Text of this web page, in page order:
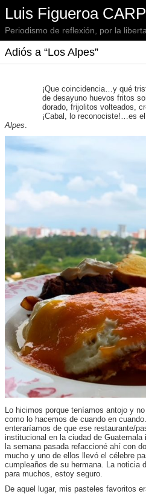
Luis Figueroa
Periodismo de reflexión, por la
Adiós a “Los Alpes”
¡Que coincidencia…y qué
de desayuno huevos fritos
dorado, frijolitos volteados,
¡Cabal, lo reconociste!…es
Alpes.
Lo hicimos porque teníamos antojo y
como lo hacemos de cuando en
enteraríamos de que ese restaurante/
institucional en la ciudad de
la semana pasada refaccioné ahí con
mucho y uno de ellos llevó el célebre
cumpleaños de su hermana. La noticia
para muchos, estoy seguro.
De aquel lugar, mis pasteles favoritos